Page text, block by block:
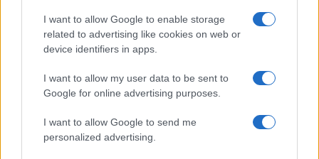
I want to allow Google to enable storage
related to advertising like cookies on web or
device identifiers in apps.
I want to allow my user data to be sent to
Google for online advertising purposes.
I want to allow Google to send me
personalized advertising.
Ακολουθήστε το Νewsit.gr στοGoogle Newsκαι
ενημερωθείτε πρώτοι για όλη την ειδησεογραφία και τα